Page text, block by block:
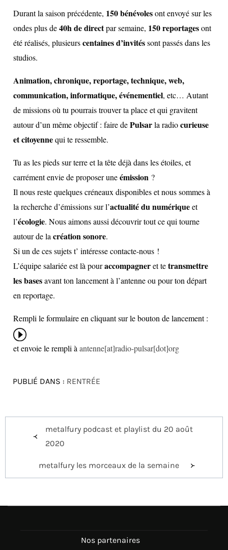
Durant la saison précédente, 150 bénévolesont envoyé sur les
ondes plus de40h de directpar semaine, 150 reportagesont
été réalisés, plusieurscentaines d’invitéssont passés dans les
studios.
Animation, chronique, reportage, technique, web,
communication, informatique, événementiel, etc… Autant
de missions où tu pourrais trouver ta place et qui gravitent
autour d’un même objectif : faire dePulsarla radiocurieuse
et citoyennequi te ressemble.
Tu as les pieds sur terre et la tête déjà dans les étoiles, et
carrément envie de proposer uneémission ?
Il nous reste quelques créneaux disponibles et nous sommes à
la recherche d’émissions sur l’actualité du numériqueet
l’écologie. Nous aimons aussi découvrir tout ce qui tourne
autour de lacréation sonore.
Si un de ces sujets t’ intéresse contacte-nous !
L’équipe salariée est là pouraccompagneret tetransmettre
les basesavant ton lancement à l’antenne ou pour ton départ
en reportage.
Rempli le formulaire en cliquant sur le bouton de lancement :
et envoie le rempli à antenne[at]radio-pulsar[dot]org
PUBLIÉ DANS : RENTRÉE
Navigation
metalfury podcast et playlist du 20 août
2020
metalfury les morceaux de la semaine
Nos partenaires